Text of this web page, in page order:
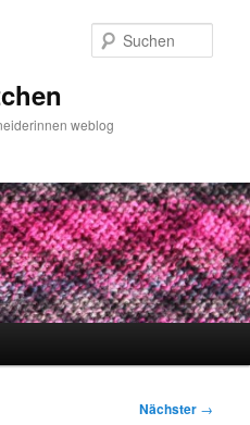
weblog
Nächster →